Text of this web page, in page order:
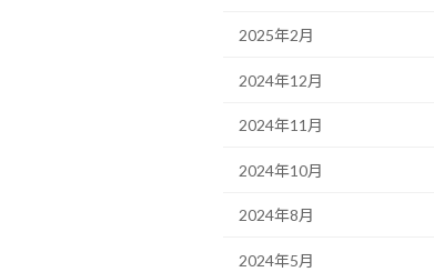
2025年2月
2024年12月
2024年11月
2024年10月
2024年8月
2024年5月